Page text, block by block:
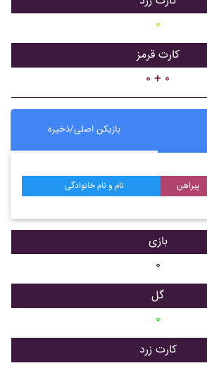
۰
کارت قرمز
۰ + ۰
بازیکن اصلی/ذخیره
نام و نام خانوادگی پیراهن
بازی
۰
گل
۰
کارت زرد